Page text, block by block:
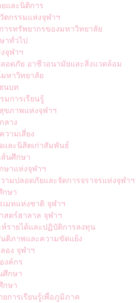
และนิติการ
ตกรรมแห่งจุฬาฯ
ารทรัพยากรของมหาวิทยาลัย
าทั่วไป
จุฬาฯ
อดภัย อาชีวอนามัยและสิ่งแวดล้อม
หาวิทยาลัย
นบท
มการเรียนรู้
ขภาพแห่งจุฬาฯ
ลาง
วามเสี่ยง
ละนิสิตเก่าสัมพันธ์
นศึกษา
ษาแห่งจุฬาฯ
ามปลอดภัยและจัดการจราจรแห่งจุฬาฯ
กษา
เมทแห่งชาติ จุฬาฯ
สตร์ฮาลาล จุฬาฯ
ห์รายได้และปฏิบัติการลงทุน
ติภาพและความขัดแย้ง
อง จุฬาฯ
งค์กร
ศึกษา
กษา
ยการเรียนรู้เพื่อภูมิภาค